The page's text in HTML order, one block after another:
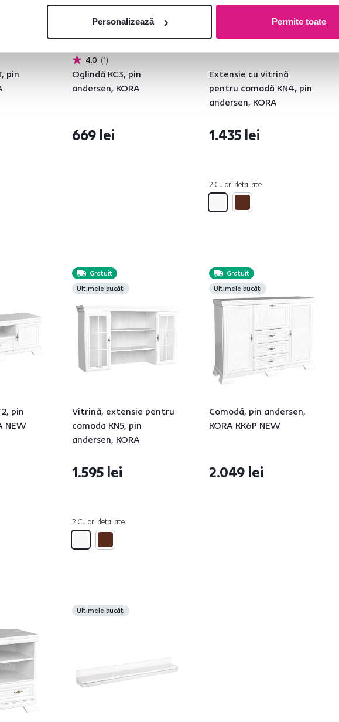
Personalizează Permite toate
pin
4,0 1
Oglindă KC3, pin
andersen, KORA
669 lei
Extensie cu vitrină
pentru comodă KN4, pin
andersen, KORA
1.435 lei
2 Culori detaliate
pin
NEW
Gratuit
Ultimele bucăți
Vitrină, extensie pentru
comoda KN5, pin
andersen, KORA
1.595 lei
2 Culori detaliate
Gratuit
Ultimele bucăți
Comodă, pin andersen,
KORA KK6P NEW
2.049 lei
Ultimele bucăți